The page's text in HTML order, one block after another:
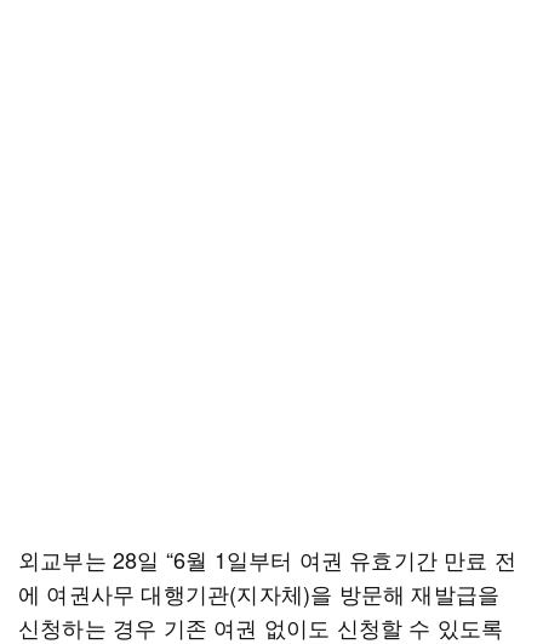
외교부는 28일 “6월 1일부터 여권 유효기간 만료 전
에 여권사무 대행기관(지자체)을 방문해 재발급을
신청하는 경우 기존 여권 없이도 신청할 수 있도록